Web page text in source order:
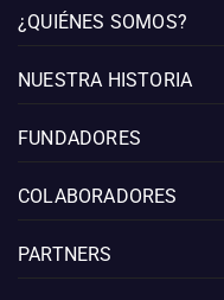
¿QUIÉNES SOMOS?
NUESTRA HISTORIA
FUNDADORES
COLABORADORES
PARTNERS